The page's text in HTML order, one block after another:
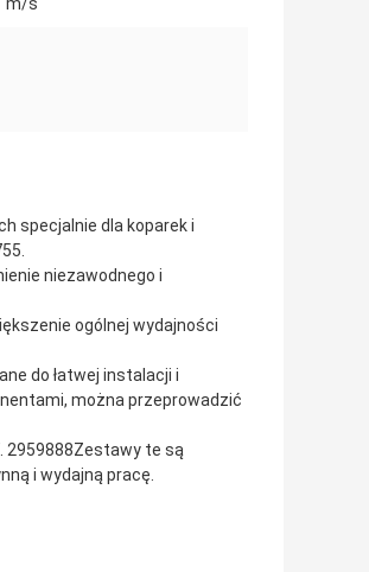
m/s
specjalnie dla koparek i
niezawodnego i
ogólnej wydajności
do łatwej instalacji i
można przeprowadzić
2959888Zestawy te są
i wydajną pracę.